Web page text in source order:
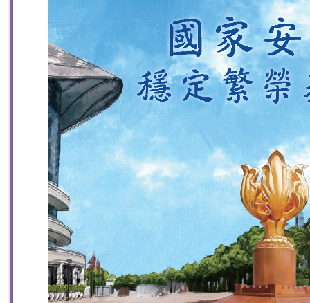
掃一掃關注我們的社交媒體，緊貼最新資訊！
微信 微博 小紅書